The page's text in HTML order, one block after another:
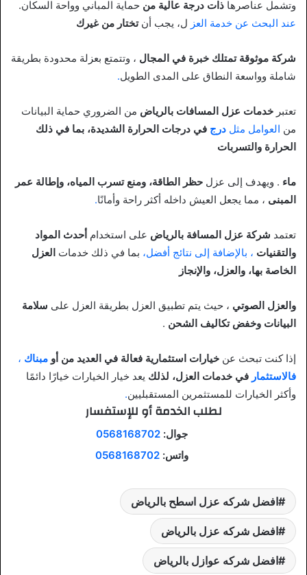
وتشمل عناصرها ذات درجة عالية من حماية المباني وواحة السكان.
عند البحث عن خدمة العز ل، يجب أنتختار من غيرك
شركة موثوقة تمتلك خبرة في المجال ، وتتمتع بعزلة محدودة بطريقة
شاملة وواسعة النطاق على المدى الطويل.
تعتبر خدمات عزل المسافات بالرياض من الضروري حماية البيانات
من العوامل مثل درج في درجات الحرارة الشديدة، بما في ذلك
الحرارة والتسربات
ماء . ويهدف إلى عزل حظر الطاقة، ومنع تسرب المياه، وإطالة عمر
المبنى ، مما يجعل العيش داخله أكثر راحة وأمانًا.
تعتمد شركة عزل المسافة بالرياض على استخدام أحدث المواد
والتقنيات ، بالإضافة إلى نتائج أفضل، بما في ذلك خدمات العزل
الخاصة بها، والعزل، والإنجاز
والعزل الصوتي ، حيث يتم تطبيق العزل بطريقة العزل على سلامة
البيانات وخفض تكاليف الشحن .
إذا كنت تبحث عن خيارات استثمارية فعالة في العديد من أو مبناك ،
فالاستثمار في خدمات العزل، لذلك يعد خيار الخيارات خيارًا دائمًا
وأكثر الخيارات للمستثمرين المستقبليين.
لطلب الخدمة أو للإستفسار
جوال:0568168702
واتس:0568168702
افضل شركه عزل اسطح بالرياض
افضل شركه عزل بالرياض
افضل شركه عوازل بالرياض